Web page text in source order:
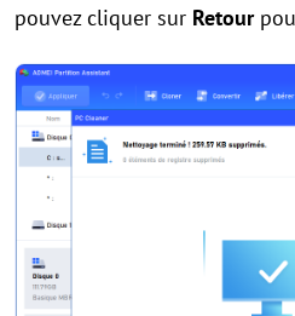
pouvez cliquer sur Retour